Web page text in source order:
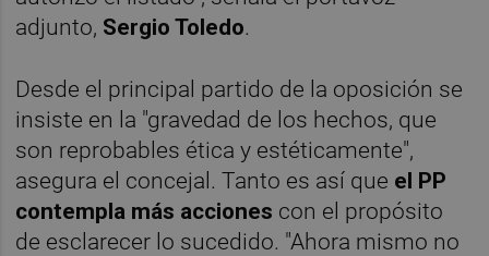
adjunto, Sergio Toledo.
Desde el principal partido de la oposición se
insiste en la "gravedad de los hechos, que
son reprobables ética y estéticamente",
asegura el concejal. Tanto es así que el PP
contempla más acciones con el propósito
de esclarecer lo sucedido. "Ahora mismo no